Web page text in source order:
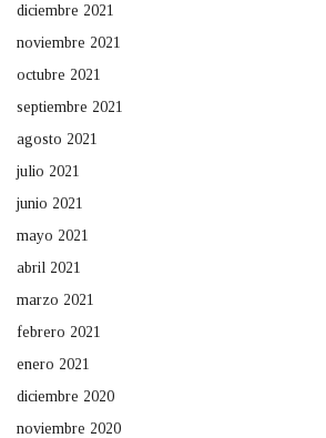
diciembre 2021
noviembre 2021
octubre 2021
septiembre 2021
agosto 2021
julio 2021
junio 2021
mayo 2021
abril 2021
marzo 2021
febrero 2021
enero 2021
diciembre 2020
noviembre 2020